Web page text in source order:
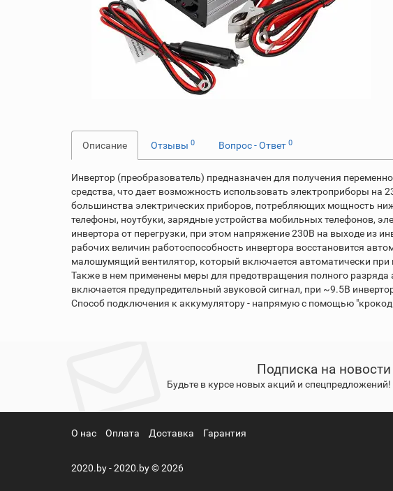
Описание Отзывы 0 Вопрос - Ответ 0
Инвертор (преобразователь) предназначен для получения
средства, что дает возможность использовать электроприборы
большинства электрических приборов, потребляющих мощность
телефоны, ноутбуки, зарядные устройства мобильных телефонов,
инвертора от перегрузки, при этом напряжение 230В на выходе из
рабочих величин работоспособность инвертора восстановится
малошумящий вентилятор, который включается автоматически при
Также в нем применены меры для предотвращения полного
включается предупредительный звуковой сигнал, при ~9.5В
Способ подключения к аккумулятору - напрямую с помощью
Подписка на новости
Будьте в курсе новых акций и спецпредложений!
О нас Оплата Доставка Гарантия
2020.by - 2020.by © 2026